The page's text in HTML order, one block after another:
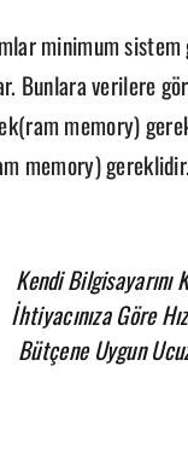
minimum
Bunlara verilere
memory)
memory) gereklidir.
Kendi Bilgisayarını
İhtiyacınıza Göre
Bütçene Uygun